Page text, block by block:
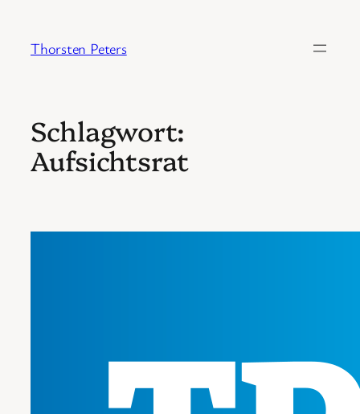
springen
Thorsten Peters
Schlagwort:
Aufsichtsrat